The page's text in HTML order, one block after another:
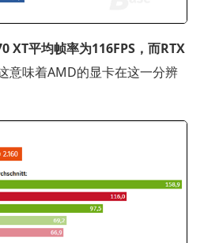
XT平均帧率为116FPS，而RTX
意味着AMD的显卡在这一分辨